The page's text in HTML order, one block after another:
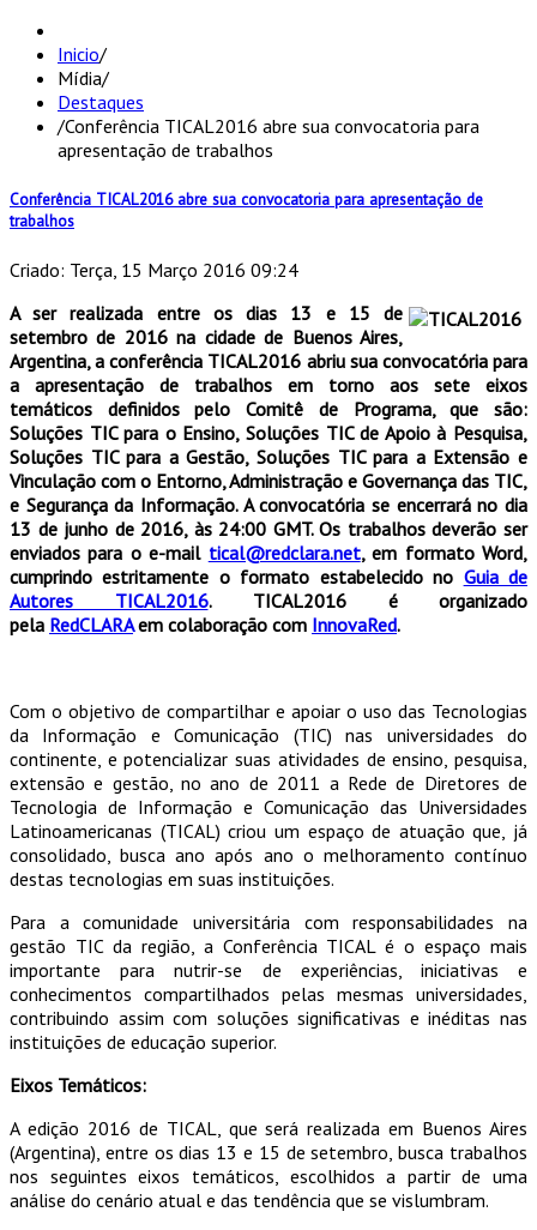
Inicio/
Mídia/
Destaques
/Conferência TICAL2016 abre sua convocatoria para
apresentação de trabalhos
Conferência TICAL2016 abre sua convocatoria para apresentação de
trabalhos
Criado: Terça, 15 Março 2016 09:24
A ser realizada entre os dias 13 e 15 de
setembro de 2016 na cidade de Buenos Aires,
Argentina, a conferência TICAL2016 abriu sua convocatória para
a apresentação de trabalhos em torno aos sete eixos
temáticos definidos pelo Comitê de Programa, que são:
Soluções TIC para o Ensino, Soluções TIC de Apoio à Pesquisa,
Soluções TIC para a Gestão, Soluções TIC para a Extensão e
Vinculação com o Entorno, Administração e Governança das TIC,
e Segurança da Informação. A convocatória se encerrará no dia
13 de junho de 2016, às 24:00 GMT. Os trabalhos deverão ser
enviados para o e-mail tical@redclara.net, em formato Word,
cumprindo estritamente o formato estabelecido no Guia de
Autores TICAL2016.
TICAL2016 é organizado
pela RedCLARAem colaboração com InnovaRed.
Com o objetivo de compartilhar e apoiar o uso das Tecnologias
da Informação e Comunicação (TIC) nas universidades do
continente, e potencializar suas atividades de ensino, pesquisa,
extensão e gestão, no ano de 2011 a Rede de Diretores de
Tecnologia de Informação e Comunicação das Universidades
Latinoamericanas (TICAL) criou um espaço de atuação que, já
consolidado, busca ano após ano o melhoramento contínuo
destas tecnologias em suas instituições.
Para a comunidade universitária com responsabilidades na
gestão TIC da região, a Conferência TICAL é o espaço mais
importante para nutrir-se de experiências, iniciativas e
conhecimentos compartilhados pelas mesmas universidades,
contribuindo assim com soluções significativas e inéditas nas
instituições de educação superior.
Eixos Temáticos:
A edição 2016 de TICAL, que será realizada em Buenos Aires
(Argentina), entre os dias 13 e 15 de setembro, busca trabalhos
nos seguintes eixos temáticos, escolhidos a partir de uma
análise do cenário atual e das tendência que se vislumbram.